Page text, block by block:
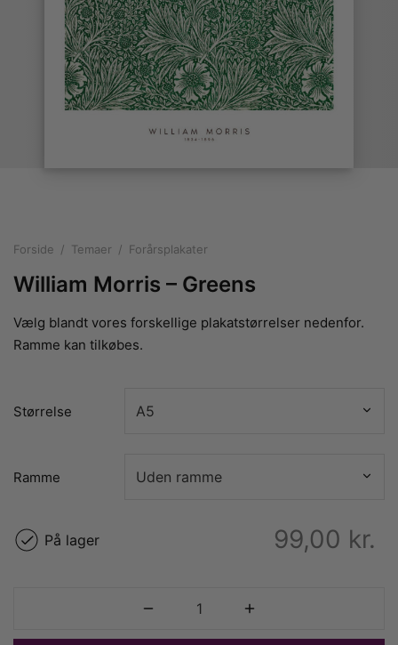
Forside / Temaer / Forårsplakater
William Morris – Greens
Vælg blandt vores forskellige plakatstørrelser nedenfor.
Ramme kan tilkøbes.
Størrelse
Ramme
99,00 kr.
På lager
plakater
i pastelfarver
plakater
til sommerhuset
plakater
med kvinder